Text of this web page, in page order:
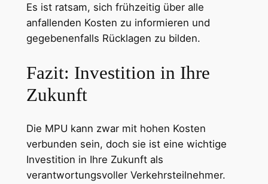
Es ist ratsam, sich frühzeitig über alle
anfallenden Kosten zu informieren und
gegebenenfalls Rücklagen zu bilden.
Fazit: Investition in Ihre
Zukunft
Die MPU kann zwar mit hohen Kosten
verbunden sein, doch sie ist eine wichtige
Investition in Ihre Zukunft als
verantwortungsvoller Verkehrsteilnehmer.